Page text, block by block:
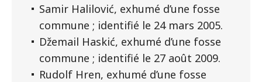
Samir Halilović, exhumé d’une fosse
commune ; identifié le 24 mars 2005.
Džemail Haskić, exhumé d’une fosse
commune ; identifié le 27 août 2009.
Rudolf Hren, exhumé d’une fosse